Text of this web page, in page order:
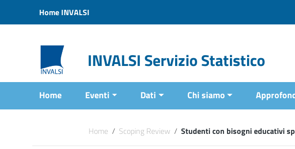
Vai al menu di navigazione
Home INVALSI
INVALSI Servizio Statistico
Home Eventi Dati Chi siamo
Home / Scoping Review / Studenti con bisogni educativi